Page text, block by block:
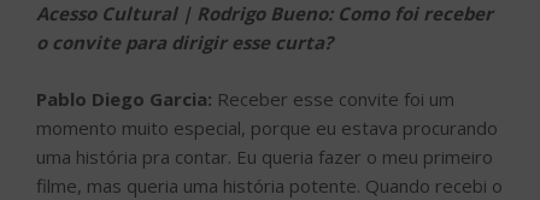
Acesso Cultural | Rodrigo Bueno: Como foi receber
o convite para dirigir esse curta?
Pablo Diego Garcia: Receber esse convite foi um
momento muito especial, porque eu estava procurando
uma história pra contar. Eu queria fazer o meu primeiro
filme, mas queria uma história potente. Quando recebi o